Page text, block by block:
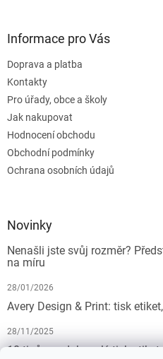
Informace pro Vás
Doprava a platba
Kontakty
Pro úřady, obce a školy
Jak nakupovat
Hodnocení obchodu
Obchodní podmínky
Ochrana osobních údajů
Novinky
Nenašli jste svůj rozměr?
na míru
28/01/2026
Avery Design & Print: tisk
28/11/2025
10 tipů pro dokonalý tisk